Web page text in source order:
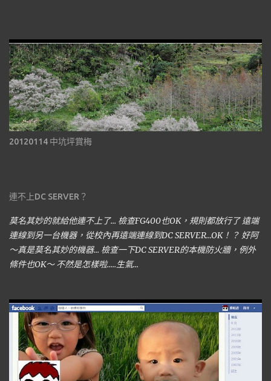
20120114 中坑坪賞梅
連不上DC SERVER？
莫名其妙的就給他連不上了... 檢查FG400也OK，規則都放行了 遠端
連線到另一台機器，從校內再遠端連線到DC SERVER...OK！？ 好阿
～真是莫名其妙的機器... 檢查一下DC SERVER的本機防火牆，例外
條件也OK～ 不然是怎樣啦.....生氣...